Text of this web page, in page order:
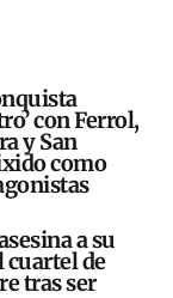
con Ferrol,
y San
como
a su
cuartel de
tras ser